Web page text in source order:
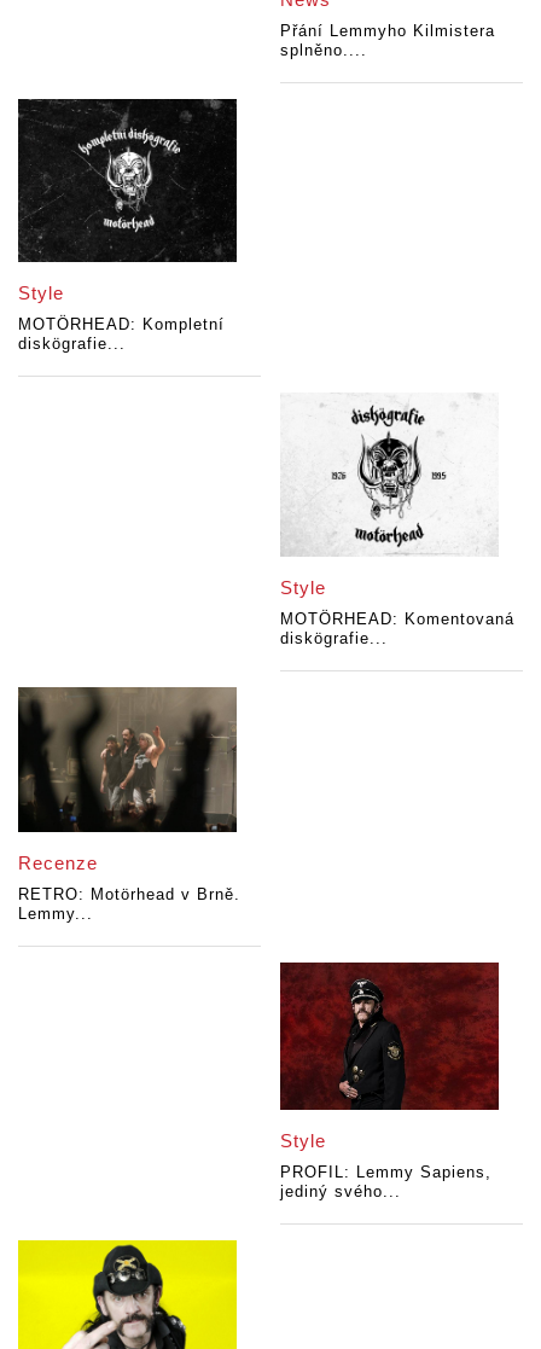
Přání Lemmyho Kilmistera
splněno....
Style
MOTÖRHEAD: Kompletní
diskögrafie...
Style
MOTÖRHEAD: Komentovaná
diskögrafie...
Recenze
RETRO: Motörhead v Brně.
Lemmy...
Style
PROFIL: Lemmy Sapiens,
jediný svého...